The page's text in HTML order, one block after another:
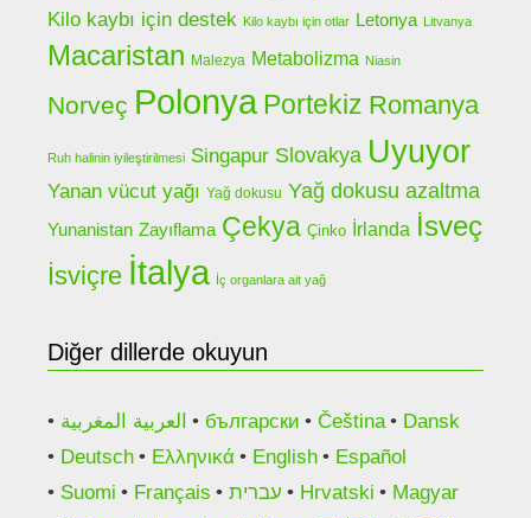
Kilo kaybı için destek Kilo kaybı için otlar Letonya Litvanya
Macaristan Malezya Metabolizma Niasin
Norveç Polonya Portekiz Romanya
Ruh halinin iyileştirilmesi Singapur Slovakya Uyuyor
Yanan vücut yağı Yağ dokusu Yağ dokusu azaltma
Yunanistan Zayıflama Çekya Çinko İrlanda İsveç
İsviçre İtalya İç organlara ait yağ
Diğer dillerde okuyun
العربية المغربية български Čeština
Dansk
Deutsch
Ελληνικά English
Español
Suomi
Français עברית Hrvatski
Magyar